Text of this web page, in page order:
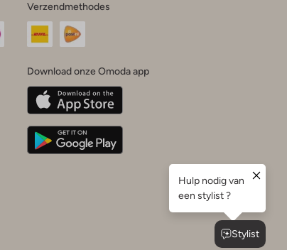
Verzendmethodes
Download onze Omoda app